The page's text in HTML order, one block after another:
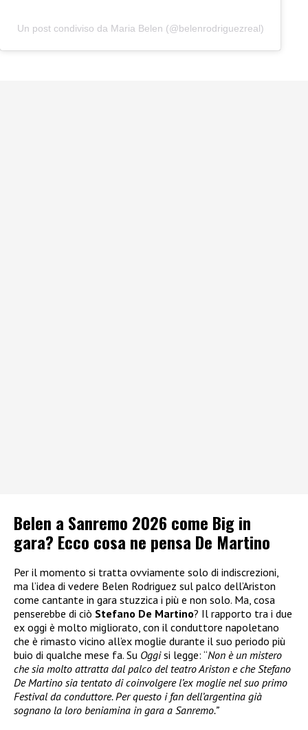
Un post condiviso da Maria Belen (@belenrodriguezreal)
Belen a Sanremo 2026 come Big in
gara? Ecco cosa ne pensa De Martino
Per il momento si tratta ovviamente solo di indiscrezioni,
ma l’idea di vedere Belen Rodriguez sul palco dell’Ariston
come cantante in gara stuzzica i più e non solo. Ma, cosa
penserebbe di ciò Stefano De Martino? Il rapporto tra i due
ex oggi è molto migliorato, con il conduttore napoletano
che è rimasto vicino all’ex moglie durante il suo periodo più
buio di qualche mese fa. Su Oggisi legge: “Non è un mistero
che sia molto attratta dal palco del teatro Ariston e che Stefano
De Martino sia tentato di coinvolgere l’ex moglie nel suo primo
Festival da conduttore. Per questo i fan dell’argentina già
sognano la loro beniamina in gara a Sanremo.”